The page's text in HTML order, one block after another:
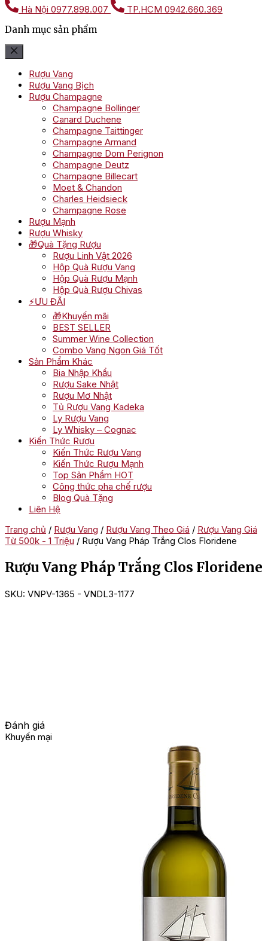
Hà Nội 0977.898.007 TP.HCM 0942.660.369
Danh mục sản phẩm
Rượu Vang
Rượu Vang Bịch
Rượu Champagne
Champagne Bollinger
Canard Duchene
Champagne Taittinger
Champagne Armand
Champagne Dom Perignon
Champagne Deutz
Champagne Billecart
Moet & Chandon
Charles Heidsieck
Champagne Rose
Rượu Mạnh
Rượu Whisky
🎁Quà Tặng Rượu
Rượu Linh Vật 2026
Hộp Quà Rượu Vang
Hộp Quà Rượu Mạnh
Hộp Quà Rượu Chivas
⚡ƯU ĐÃI
🎁Khuyến mãi
BEST SELLER
Summer Wine Collection
Combo Vang Ngon Giá Tốt
Sản Phẩm Khác
Bia Nhập Khẩu
Rượu Sake Nhật
Rượu Mơ Nhật
Tủ Rượu Vang Kadeka
Ly Rượu Vang
Ly Whisky – Cognac
Kiến Thức Rượu
Kiến Thức Rượu Vang
Kiến Thức Rượu Mạnh
Top Sản Phẩm HOT
Công thức pha chế rượu
Blog Quà Tặng
Liên Hệ
Trang chủ / Rượu Vang / Rượu Vang Theo Giá / Rượu Vang Giá
Từ 500k - 1 Triệu / Rượu Vang Pháp Trắng Clos Floridene
Rượu Vang Pháp Trắng Clos Floridene
SKU: VNPV-1365 - VNDL3-1177
Đánh giá
Khuyến mại